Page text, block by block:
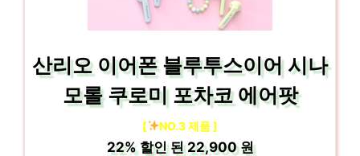
산리오 이어폰 블루투스이어 시나
모롤 쿠로미 포차코 에어팟
[ NO.3 제품 ]
22%할인 된22,900 원